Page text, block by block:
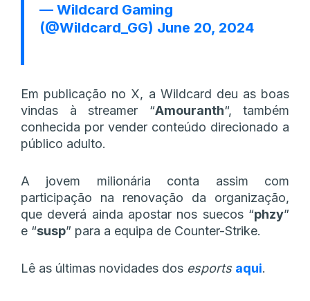
— Wildcard Gaming
(@Wildcard_GG) June 20, 2024
Em publicação no X, a Wildcard deu as boas
vindas à streamer “Amouranth“, também
conhecida por vender conteúdo direcionado a
público adulto.
A jovem milionária conta assim com
participação na renovação da organização,
que deverá ainda apostar nos suecos “phzy”
e “susp” para a equipa de Counter-Strike.
Lê as últimas novidades dos esports aqui.